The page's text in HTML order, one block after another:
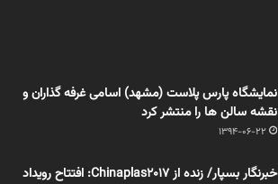
نمایشگاه پارس پلاست (مشهد) اسامی غرفه گذاران و
نقشه سالن ها را منتشر کرد
1394-06-22
خبرنگار بسپار/ زنده از Chinaplas2017: افتتاح رویداد